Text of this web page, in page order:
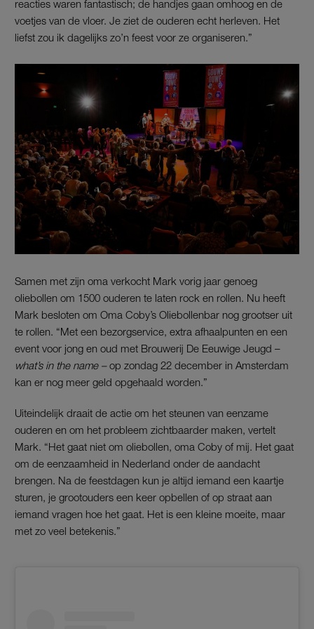
reacties waren fantastisch; de handjes gaan omhoog en de
voetjes van de vloer. Je ziet de ouderen echt herleven. Het
liefst zou ik dagelijks zo’n feest voor ze organiseren.”
Samen met zijn oma verkocht Mark vorig jaar genoeg
oliebollen om 1500 ouderen te laten rock en rollen. Nu heeft
Mark besloten om Oma Coby’s Oliebollenbar nog grootser uit
te rollen. “Met een bezorgservice, extra afhaalpunten en een
event voor jong en oud met Brouwerij De Eeuwige Jeugd –
what’s in the name –op zondag 22 december in Amsterdam
kan er nog meer geld opgehaald worden.”
Uiteindelijk draait de actie om het steunen van eenzame
ouderen en om het probleem zichtbaarder maken, vertelt
Mark. “Het gaat niet om oliebollen, oma Coby of mij. Het gaat
om de eenzaamheid in Nederland onder de aandacht
brengen. Na de feestdagen kun je altijd iemand een kaartje
sturen, je grootouders een keer opbellen of op straat aan
iemand vragen hoe het gaat. Het is een kleine moeite, maar
met zo veel betekenis.”